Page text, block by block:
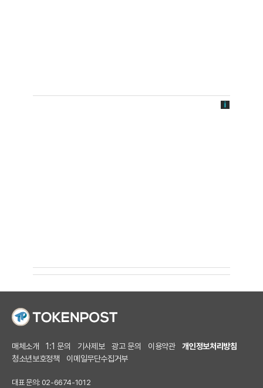
매체소개 1:1 문의 기사제보 광고 문의 이용약관
개인정보처리방침
청소년보호정책
이메일무단수집거부
대표 문의: 02-6674-1012